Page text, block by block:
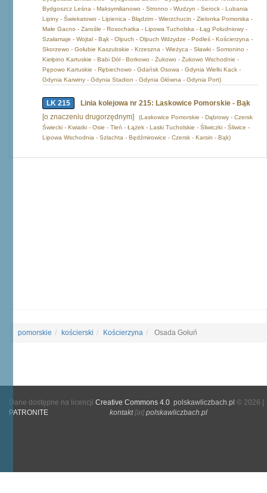
Bydgoszcz Leśna - Maksymilianowo - Stronno - Wudzyn - Serock - Lubania
Lipiny - Świekatowo - Lipienica - Błądzim - Wierzchucin - Zielonka Pomorska -
Małe Gacno - Zarośle - Rosochatka - Lipowa Tucholska - Łąg Południowy -
Szałamaje - Wojtal - Bąk - Olpuch - Olpuch Wdzydze - Podleś - Kościerzyna -
Skorzewo - Gołubie Kaszubskie - Krzeszna - Wieżyca - Sławki - Somonino -
Kiełpino Kartuskie - Babi Dół - Borkowo - Żukowo - Żukowo Wschodnie -
Pępowo Kartuskie - Rębiechowo - Gdańsk Osowa - Gdynia Wielki Kack -
Gdynia Karwiny - Gdynia Stadion - Gdynia Główna - Gdynia Port)
LK 215
Linia kolejowa nr 215: Laskowice Pomorskie - Bąk
[o znaczeniu drugorzędnym]
(Laskowice Pomorskie - Dąbrowy - Czersk
Świecki - Kwiatki - Osie - Tleń - Łążek - Laski Tucholskie - Śliwiczki - Śliwice -
Lipowa Wschodnia - Szlachta - Będźmirowice - Czersk - Karsin - Bąk)
pomorskie kościerski Kościerzyna Osada Gołuń
Dane dostępne na licencji Creative Commons 4.0. polskawliczbach.pl © 2026 |
PATRONITE
kontakt[at]polskawliczbach.pl